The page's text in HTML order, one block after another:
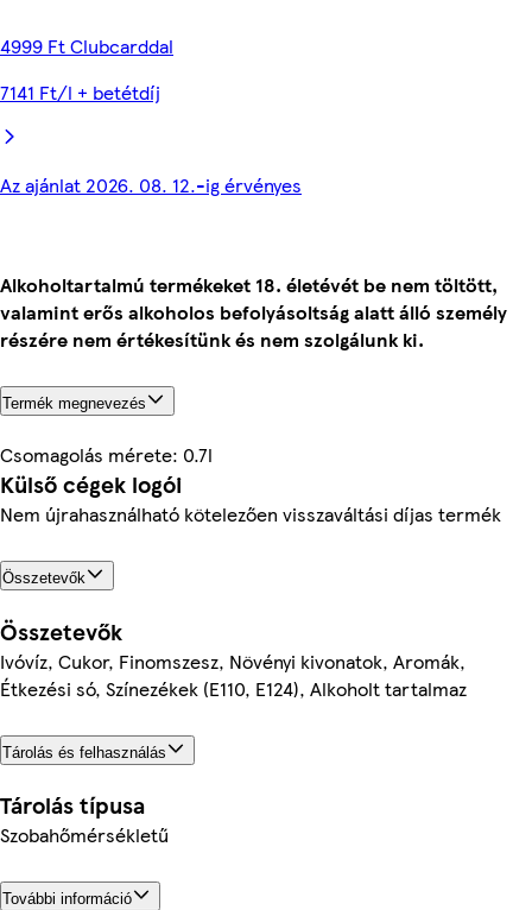
4999 Ft Clubcarddal
7141 Ft/l + betétdíj
Az ajánlat 2026. 08. 12.-ig érvényes
Alkoholtartalmú termékeket 18. életévét be nem töltött,
valamint erős alkoholos befolyásoltság alatt álló személy
részére nem értékesítünk és nem szolgálunk ki.
Termék megnevezés
Csomagolás mérete: 0.7l
Külső cégek logói
Nem újrahasználható kötelezően visszaváltási díjas termék
Összetevők
Összetevők
Ivóvíz, Cukor, Finomszesz, Növényi kivonatok, Aromák,
Étkezési só, Színezékek (E110, E124), Alkoholt tartalmaz
Tárolás és felhasználás
Tárolás típusa
Szobahőmérsékletű
További információ